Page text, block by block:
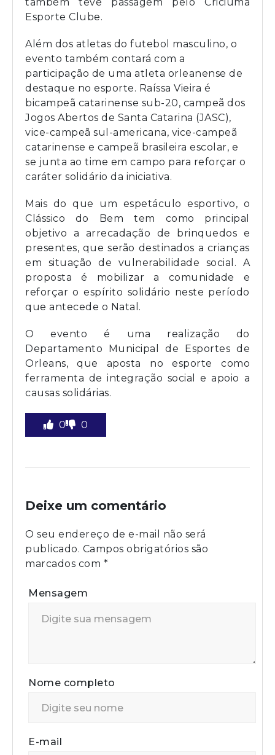
Esporte Clube.
Além dos atletas do futebol masculino, o
evento também contará com a
participação de uma atleta orleanense de
destaque no esporte. Raíssa Vieira é
bicampeã catarinense sub-20, campeã dos
Jogos Abertos de Santa Catarina (JASC),
vice-campeã sul-americana, vice-campeã
catarinense e campeã brasileira escolar, e
se junta ao time em campo para reforçar o
caráter solidário da iniciativa.
Mais do que um espetáculo esportivo, o
Clássico do Bem tem como principal
objetivo a arrecadação de brinquedos e
presentes, que serão destinados a crianças
em situação de vulnerabilidade social. A
proposta é mobilizar a comunidade e
reforçar o espírito solidário neste período
que antecede o Natal.
O evento é uma realização do
Departamento Municipal de Esportes de
Orleans, que aposta no esporte como
ferramenta de integração social e apoio a
causas solidárias.
0 0
Deixe um comentário
O seu endereço de e-mail não será
publicado. Campos obrigatórios são
marcados com *
Mensagem
Nome completo
E-mail